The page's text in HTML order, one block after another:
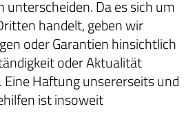
Da es sich um
handelt, geben wir
oder Garantien hinsichtlich
oder Aktualität
Eine Haftung unsererseits und
ist insoweit